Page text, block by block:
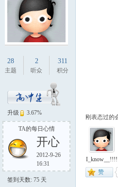
建模
社
28
主题
2
听众
311
积分
升级 3.67%
TA的每日心情
开心
2012-9-26
16:31
签到天数: 75 天
刚表态过的
I_know__!!!!